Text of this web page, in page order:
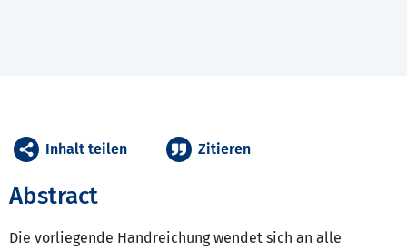
Abstract
Die vorliegende Handreichung wendet sich an alle
Inhalt teilen Zitieren